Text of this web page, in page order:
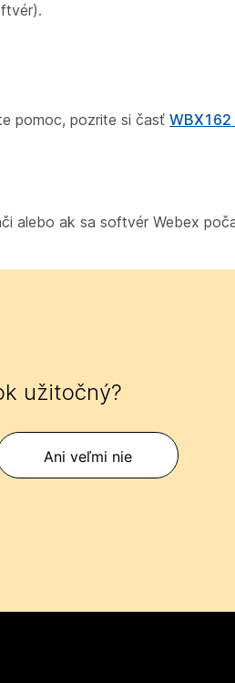
pomoc, pozrite si časť
ak sa softvér Webex
užitočný?
Ani veľmi nie